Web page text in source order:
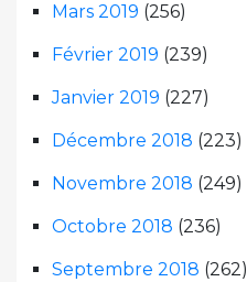
Mars 2019 (256)
Février 2019 (239)
Janvier 2019 (227)
Décembre 2018 (223)
Novembre 2018 (249)
Octobre 2018 (236)
Septembre 2018 (262)